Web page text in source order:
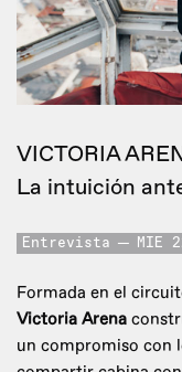
VICTORIA
La intuición
Entrevista MIE
Formada en el
Victoria Arena
un compromiso con